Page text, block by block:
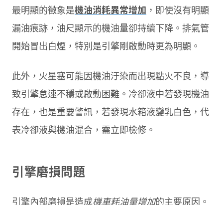
最明顯的徵象是機油消耗異常增加 ，即使沒有明顯
漏油痕跡，油尺顯示的機油量卻持續下降。排氣管
開始冒出白煙，特別是引擎剛啟動時更為明顯。
此外，火星塞可能因機油汙染而出現點火不良，導
致引擎怠速不穩或啟動困難。冷卻液中若發現機油
存在，也是重要警訊，若發現水箱液變乳白色，代
表冷卻液與機油混合，需立即檢修。
引擎磨損問題
引擎內部磨損是造成機車耗油量增加的主要原因。